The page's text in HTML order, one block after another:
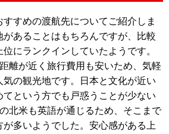
すめの渡航先についてご紹介しま
があることはもちろんですが、比較
にランクインしていたようです。
離が近く旅行費用も安いため、気軽
の観光地です。日本と文化が近い
という方でも戸惑うことが少ない
北米も英語が通じるため、そこまで
多いようでした。安心感がある上